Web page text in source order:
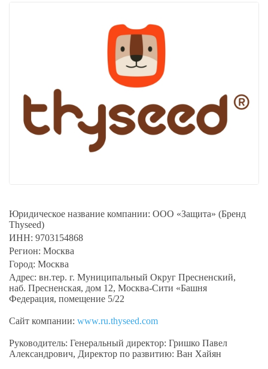
Юридическое название компании: ООО «Защита» (Бренд
Thyseed)
ИНН: 9703154868
Регион: Москва
Город: Москва
Адрес: вн.тер. г. Муниципальный Округ Пресненский,
наб. Пресненская, дом 12, Москва-Сити «Башня
Федерация, помещение 5/22
Сайт компании: www.ru.thyseed.com
Руководитель: Генеральный директор: Гришко Павел
Александрович, Директор по развитию: Ван Хайян